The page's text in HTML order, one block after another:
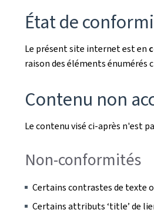
État de
Le présent site internet est en
raison des éléments énumérés
Contenu non
Le contenu visé ci-après n'est
Non-conformités
Certains contrastes de texte
Certains attributs ‘title’ de